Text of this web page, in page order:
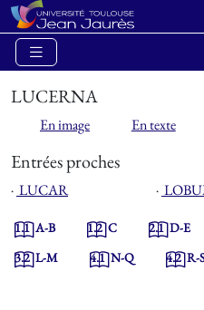
LUCERNA
En image En texte
Entrées proches
⋅ LUCAR ⋅
1.1A-B 1.2C 2.1D-E
3.2L-M 4.1N-Q 4.2R-